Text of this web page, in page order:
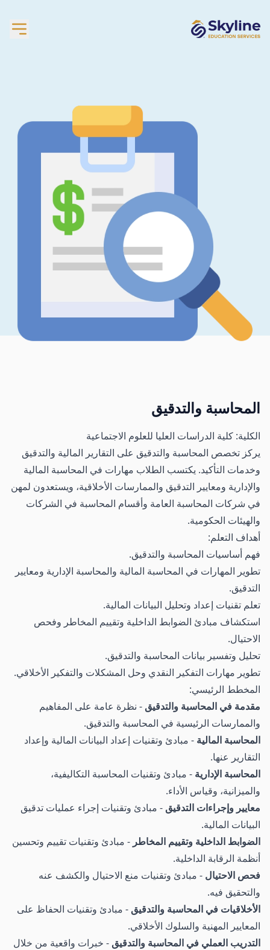
المحاسبة والتدقيق
الكلية: كلية الدراسات العليا للعلوم الاجتماعية
يركز تخصص المحاسبة والتدقيق على التقارير المالية والتدقيق
وخدمات التأكيد. يكتسب الطلاب مهارات في المحاسبة المالية
والإدارية ومعايير التدقيق والممارسات الأخلاقية، ويستعدون لمهن
في شركات المحاسبة العامة وأقسام المحاسبة في الشركات
والهيئات الحكومية.
أهداف التعلم:
فهم أساسيات المحاسبة والتدقيق.
تطوير المهارات في المحاسبة المالية والمحاسبة الإدارية ومعايير
التدقيق.
تعلم تقنيات إعداد وتحليل البيانات المالية.
استكشاف مبادئ الضوابط الداخلية وتقييم المخاطر وفحص
الاحتيال.
تحليل وتفسير بيانات المحاسبة والتدقيق.
تطوير مهارات التفكير النقدي وحل المشكلات والتفكير الأخلاقي.
المخطط الرئيسي:
مقدمة في المحاسبة والتدقيق - نظرة عامة على المفاهيم
والممارسات الرئيسية في المحاسبة والتدقيق.
المحاسبة المالية - مبادئ وتقنيات إعداد البيانات المالية وإعداد
التقارير عنها.
المحاسبة الإدارية - مبادئ وتقنيات المحاسبة التكاليفية،
والميزانية، وقياس الأداء.
معايير وإجراءات التدقيق - مبادئ وتقنيات إجراء عمليات تدقيق
البيانات المالية.
الضوابط الداخلية وتقييم المخاطر - مبادئ وتقنيات تقييم وتحسين
أنظمة الرقابة الداخلية.
فحص الاحتيال - مبادئ وتقنيات منع الاحتيال والكشف عنه
والتحقيق فيه.
الأخلاقيات في المحاسبة والتدقيق - مبادئ وتقنيات الحفاظ على
المعايير المهنية والسلوك الأخلاقي.
التدريب العملي في المحاسبة والتدقيق - خبرات واقعية من خلال